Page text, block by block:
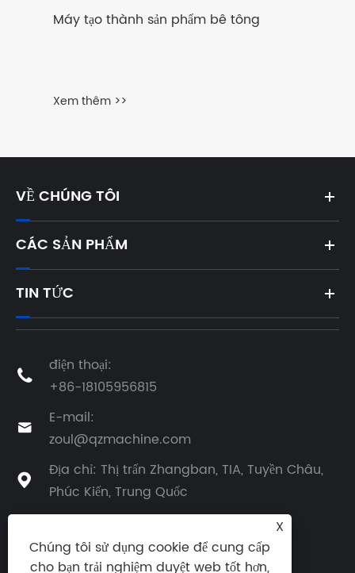
Máy tạo thành sản phẩm bê tông
Xem thêm >>
VỀ CHÚNG TÔI
CÁC SẢN PHẨM
TIN TỨC

điện thoại:
+86-18105956815

E-mail:
zoul@qzmachine.com

Địa chỉ: Thị trấn Zhangban, TIA, Tuyền Châu,
Phúc Kiến, Trung Quốc
X
Chúng tôi sử dụng cookie để cung cấp
cho bạn trải nghiệm duyệt web tốt hơn,